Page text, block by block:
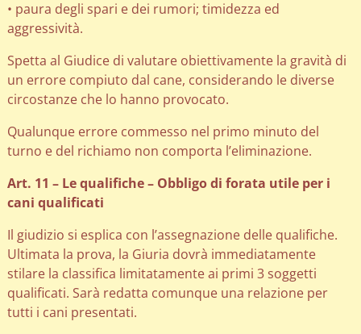
• paura degli spari e dei rumori; timidezza ed
aggressività.
Spetta al Giudice di valutare obiettivamente la gravità di
un errore compiuto dal cane, considerando le diverse
circostanze che lo hanno provocato.
Qualunque errore commesso nel primo minuto del
turno e del richiamo non comporta l’eliminazione.
Art. 11 – Le qualifiche – Obbligo di forata utile per i
cani qualificati
Il giudizio si esplica con l’assegnazione delle qualifiche.
Ultimata la prova, la Giuria dovrà immediatamente
stilare la classifica limitatamente ai primi 3 soggetti
qualificati. Sarà redatta comunque una relazione per
tutti i cani presentati.